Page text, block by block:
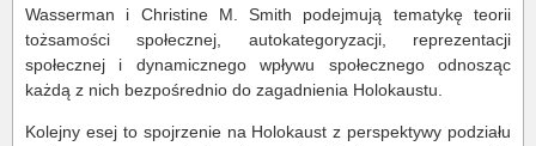
Wasserman i Christine M. Smith podejmują tematykę teorii
tożsamości społecznej, autokategoryzacji, reprezentacji
społecznej i dynamicznego wpływu społecznego odnosząc
każdą z nich bezpośrednio do zagadnienia Holokaustu.
Kolejny esej to spojrzenie na Holokaust z perspektywy podziału